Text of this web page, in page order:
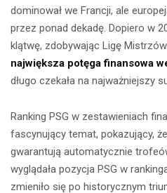
dominował we Francji, ale
przez ponad dekadę. Dopiero w
klątwę, zdobywając Ligę
największa potęga finansowa
długo czekała na najważniejszy
Ranking PSG w zestawieniach
fascynujący temat, pokazujący,
gwarantują automatycznie
wyglądała pozycja PSG w
zmieniło się po historycznym